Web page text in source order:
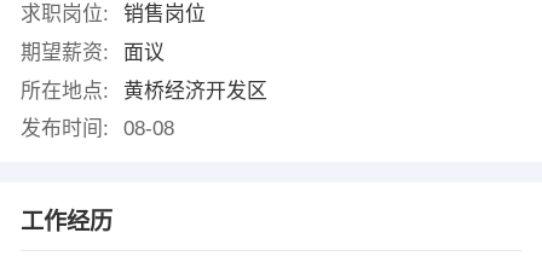
求职岗位:
销售岗位
期望薪资:
面议
所在地点:
黄桥经济开发区
发布时间:
08-08
工作经历